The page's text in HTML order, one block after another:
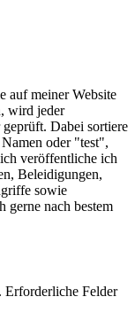
auf meiner Website
wird jeder
Dabei sortiere
oder "test",
veröffentliche ich
Beleidigungen,
sowie
gerne nach bestem
Erforderliche Felder